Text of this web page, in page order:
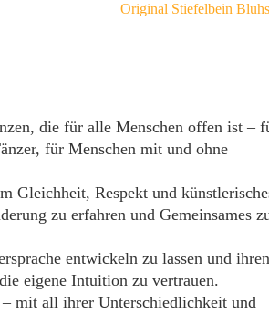
Original Stiefelbein
die für alle Menschen offen ist –
für Menschen mit und ohne
Gleichheit, Respekt und
zu erfahren und Gemeinsames
entwickeln zu lassen und ihren
eigene Intuition zu vertrauen.
mit all ihrer Unterschiedlichkeit und